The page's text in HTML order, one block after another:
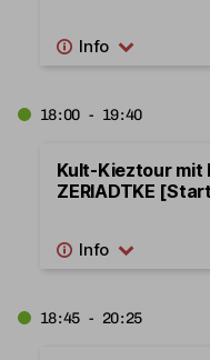
18:00 - 19:40
Kult-Kieztour mit
ZERIADTKE
18:45 - 20:25